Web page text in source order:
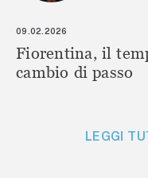
09.02.2026
Fiorentina, il
cambio di passo
LEGGI